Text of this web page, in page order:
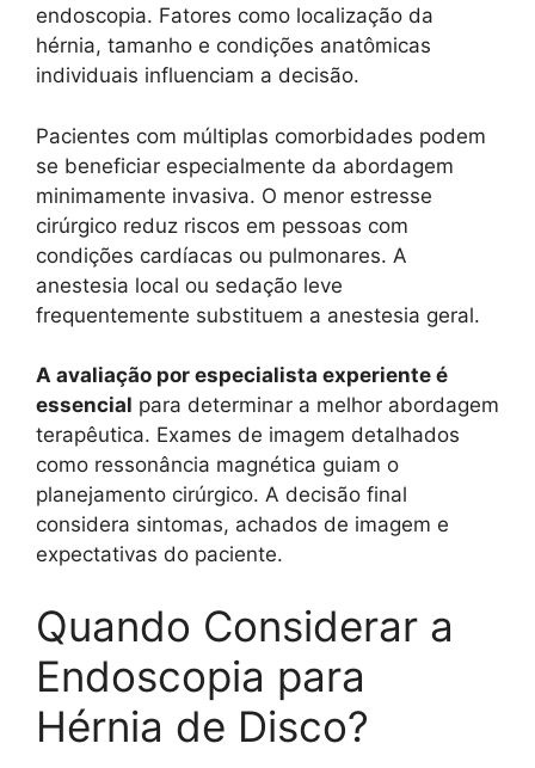
endoscopia. Fatores como localização da
hérnia, tamanho e condições anatômicas
individuais influenciam a decisão.
Pacientes com múltiplas comorbidades podem
se beneficiar especialmente da abordagem
minimamente invasiva. O menor estresse
cirúrgico reduz riscos em pessoas com
condições cardíacas ou pulmonares. A
anestesia local ou sedação leve
frequentemente substituem a anestesia geral.
A avaliação por especialista experiente é
essencial para determinar a melhor abordagem
terapêutica. Exames de imagem detalhados
como ressonância magnética guiam o
planejamento cirúrgico. A decisão final
considera sintomas, achados de imagem e
expectativas do paciente.
Quando Considerar a
Endoscopia para
Hérnia de Disco?